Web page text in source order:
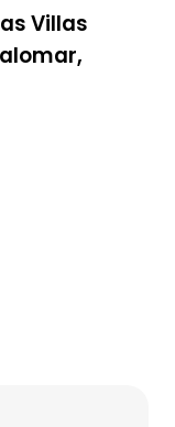
Villas